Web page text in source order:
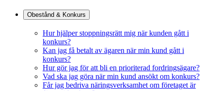
Obestånd & Konkurs
Hur hjälper stoppningsrätt mig när kunden gått i
konkurs?
Kan jag få betalt av ägaren när min kund gått i
konkurs?
Hur gör jag för att bli en prioriterad fordringsägare?
Vad ska jag göra när min kund ansökt om konkurs?
Får jag bedriva näringsverksamhet om företaget är